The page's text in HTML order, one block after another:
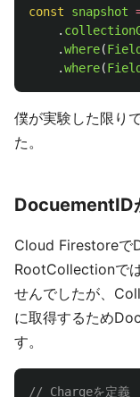
const snapshot
.
.where(
.where(
僕が実験した限り
た。
DocuementID
Cloud Firestoreで
RootCollectionで
せんでしたが、
に取得するため
す。
// Chargeを定義